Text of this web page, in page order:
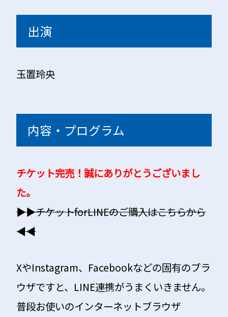
出演
玉置玲央
内容・プログラム
チケット完売！誠にありがとうございまし
た。
▶︎▶︎チケットforLINEのご購入はこちらから
◀︎◀︎
XやInstagram、Facebookなどの固有の​ブラ
ウザですと、LINE連携がうまくいきません。
普段お使いのインターネ​ットブラウザ